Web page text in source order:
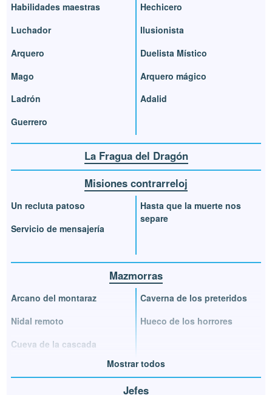
Habilidades maestras
Luchador
Arquero
Mago
Ladrón
Guerrero
Hechicero
Ilusionista
Duelista Místico
Arquero mágico
Adalid
La Fragua del Dragón
Misiones contrarreloj
Un recluta patoso
Servicio de mensajería
Hasta que la muerte nos
separe
Mazmorras
Arcano del montaraz
Nidal remoto
Cueva de la cascada
Caverna de los preteridos
Hueco de los horrores
Mostrar todos
Jefes